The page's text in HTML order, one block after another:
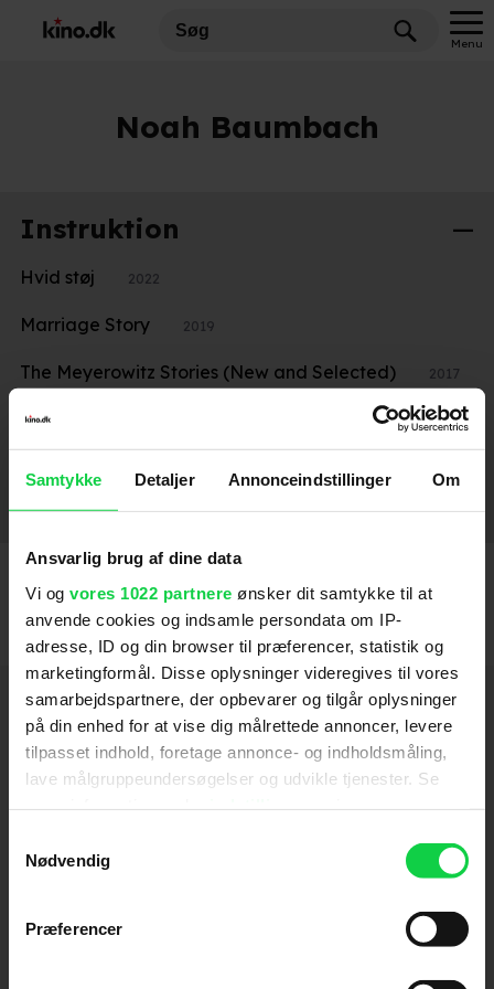
Samtykke Detaljer Annonceindstillinger Om
Ansvarlig brug af dine data
Vi og vores 1022 partnere ønsker dit samtykke til at
anvende cookies og indsamle persondata om IP-
adresse, ID og din browser til præferencer, statistik og
marketingformål. Disse oplysninger videregives til vores
samarbejdspartnere, der opbevarer og tilgår oplysninger
på din enhed for at vise dig målrettede annoncer, levere
tilpasset indhold, foretage annonce- og indholdsmåling,
lave målgruppeundersøgelser og udvikle tjenester. Se
tilbage eller ændre indstillinger fra vores
"Cookiedeklaration", eller ved at trykke på "Privacy
Nødvendig
Præferencer
Menu
Noah Baumbach
Instruktion
Hvid støj 2022
Marriage Story 2019
The Meyerowitz Stories (New and Selected) 2017
While We`re Young
SE FLERE
Hold dig opdateret
Send
Kino.dks